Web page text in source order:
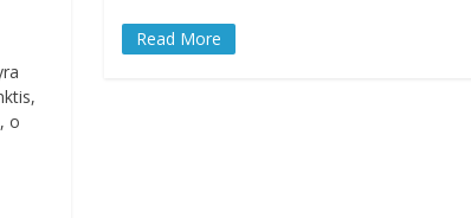
o
Read More